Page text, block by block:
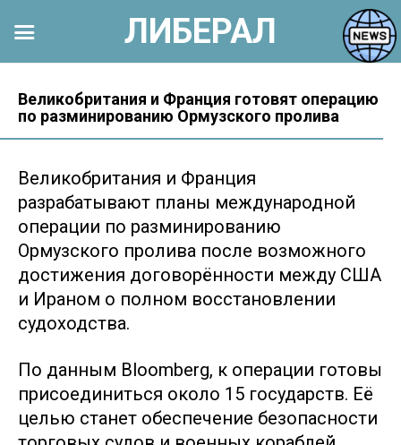
контенту
Великобритания и Франция готовят операцию
по разминированию Ормузского пролива
Великобритания и Франция
разрабатывают планы международной
операции по разминированию
Ормузского пролива после возможного
достижения договорённости между США
и Ираном о полном восстановлении
судоходства.
По данным Bloomberg, к операции готовы
присоединиться около 15 государств. Её
целью станет обеспечение безопасности
ЛИБЕРАЛ